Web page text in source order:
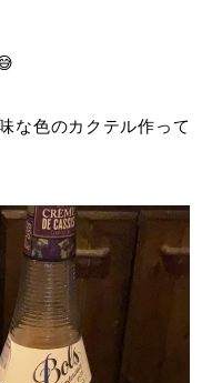
な色のカクテル作って